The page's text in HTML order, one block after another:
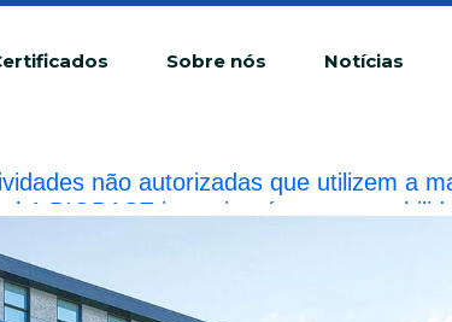
Sobre nós Notícias
BIOBASE investigará a